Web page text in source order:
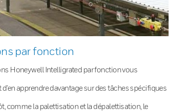
par fonction
Honeywell Intelligrated par fonction vous
apprendre davantage sur des tâches spécifiques
comme la palettisation et la dépalettisation, le